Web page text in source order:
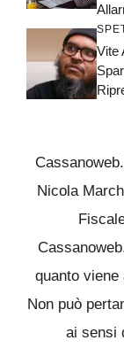
Vite
Nicola
quanto viene
Non può
ai sensi